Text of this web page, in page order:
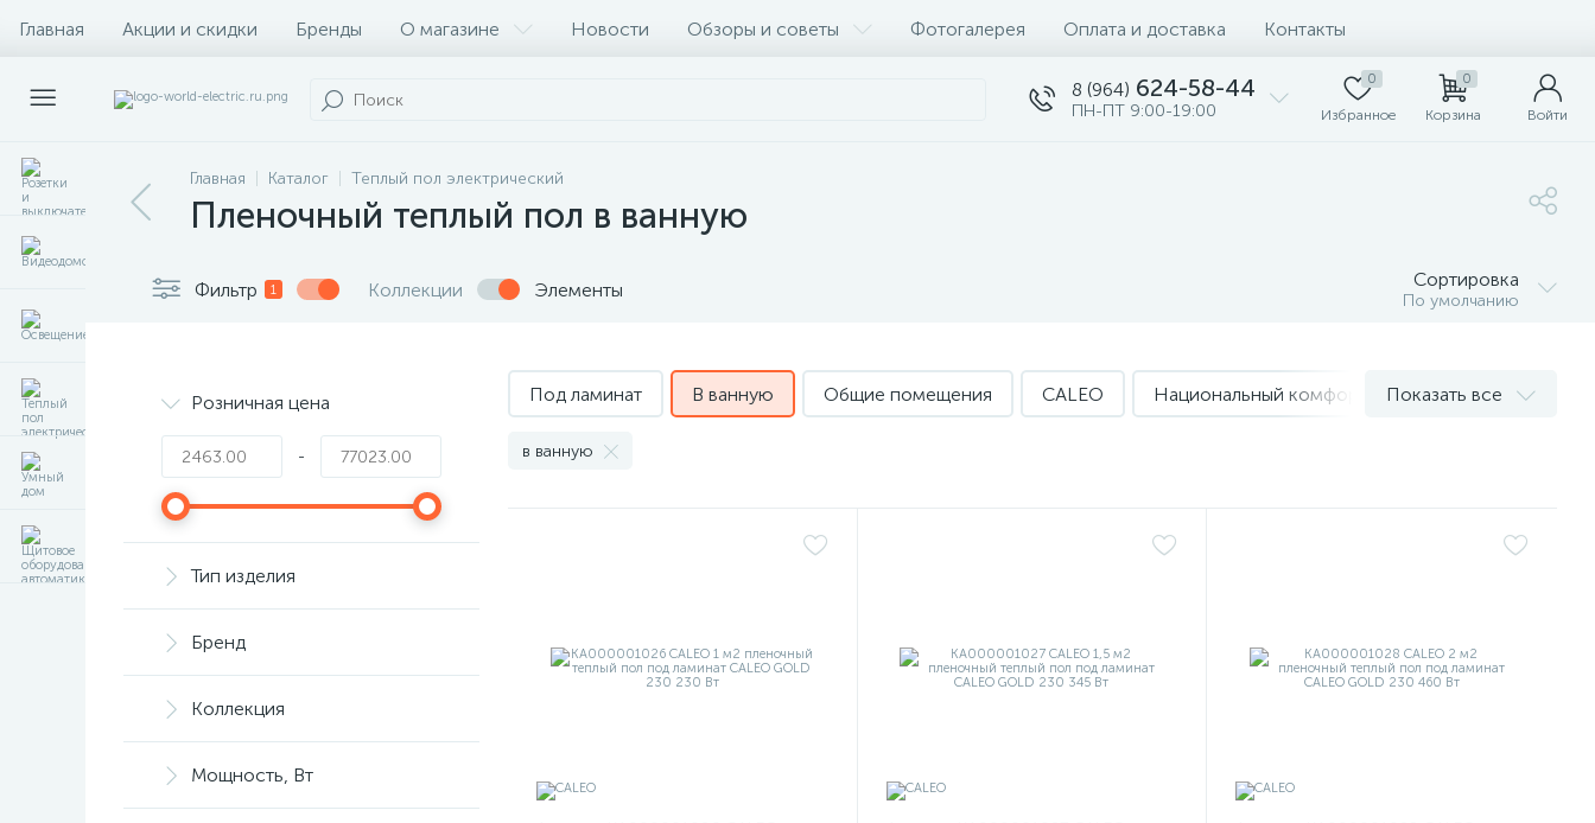
Главная Акции и скидки Бренды О магазине Новости Обзоры и советы Фотогалерея Оплата и доставка Контакты
8 (964) 624-58-44
ПН-ПТ 9:00-19:00
0
Избранное
0
Корзина Войти
Главная Каталог Теплый пол электрический
Пленочный теплый пол в ванную
Фильтр 1 Коллекции Элементы Сортировка
По умолчанию
Розничная цена
-
Тип изделия
Бренд
Коллекция
Мощность, Вт
Под ламинат В ванную Общие помещения CALEO Национальный комфорт Обогрев 0.5 - 2 м²
Показать все
в ванную